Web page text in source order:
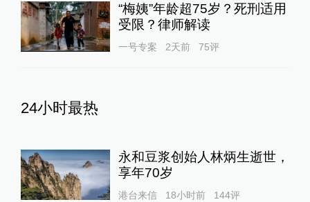
“梅姨”年龄超75岁？死刑适用
受限？律师解读
一号专案 2天前 75评
24小时最热
永和豆浆创始人林炳生逝世，
享年70岁
港台来信 18小时前 144评